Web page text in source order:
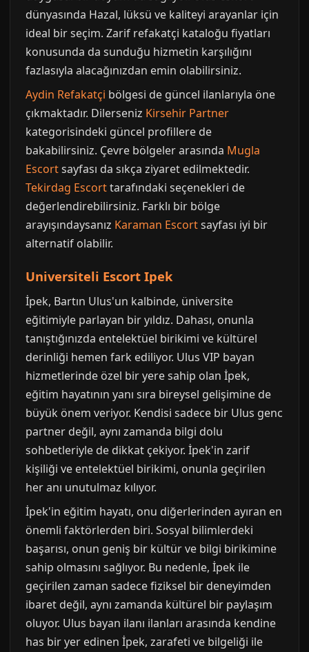
dünyasında Hazal, lüksü ve kaliteyi arayanlar için
ideal bir seçim. Zarif refakatçi kataloğu fiyatları
konusunda da sunduğu hizmetin karşılığını
fazlasıyla alacağınızdan emin olabilirsiniz.
Aydin Refakatçi bölgesi de güncel ilanlarıyla öne
çıkmaktadır. Dilerseniz Kirsehir Partner
kategorisindeki güncel profillere de
bakabilirsiniz. Çevre bölgeler arasında Mugla
Escortsayfası da sıkça ziyaret edilmektedir.
Tekirdag Escorttarafındaki seçenekleri de
değerlendirebilirsiniz. Farklı bir bölge
arayışındaysanız Karaman Escortsayfası iyi bir
alternatif olabilir.
Universiteli Escort Ipek
İpek, Bartın Ulus'un kalbinde, üniversite
eğitimiyle parlayan bir yıldız. Dahası, onunla
tanıştığınızda entelektüel birikimi ve kültürel
derinliği hemen fark ediliyor. Ulus VIP bayan
hizmetlerinde özel bir yere sahip olan İpek,
eğitim hayatının yanı sıra bireysel gelişimine de
büyük önem veriyor. Kendisi sadece bir Ulus genc
partner değil, aynı zamanda bilgi dolu
sohbetleriyle de dikkat çekiyor. İpek'in zarif
kişiliği ve entelektüel birikimi, onunla geçirilen
her anı unutulmaz kılıyor.
İpek'in eğitim hayatı, onu diğerlerinden ayıran en
önemli faktörlerden biri. Sosyal bilimlerdeki
başarısı, onun geniş bir kültür ve bilgi birikimine
sahip olmasını sağlıyor. Bu nedenle, İpek ile
geçirilen zaman sadece fiziksel bir deneyimden
ibaret değil, aynı zamanda kültürel bir paylaşım
oluyor. Ulus bayan ilanı ilanları arasında kendine
has bir yer edinen İpek, zarafeti ve bilgeliği ile